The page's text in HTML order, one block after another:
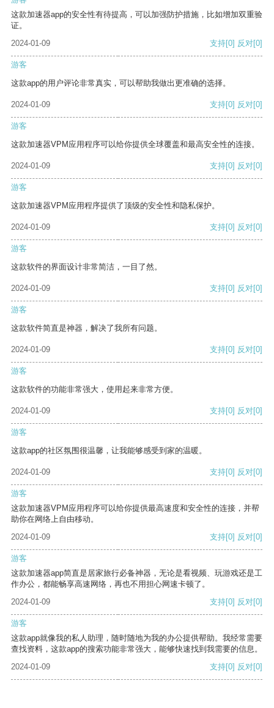
这款加速器app的安全性有待提高，可以加强防护措施，比如增加双重验
证。
2024-01-09
支持[0] 反对[0]
游客
这款app的用户评论非常真实，可以帮助我做出更准确的选择。
2024-01-09 支持[0] 反对[0]
游客
这款加速器VPM应用程序可以给你提供全球覆盖和最高安全性的连接。
2024-01-09 支持[0] 反对[0]
游客
这款加速器VPM应用程序提供了顶级的安全性和隐私保护。
2024-01-09 支持[0] 反对[0]
游客
这款软件的界面设计非常简洁，一目了然。
2024-01-09 支持[0] 反对[0]
游客
这款软件简直是神器，解决了我所有问题。
2024-01-09 支持[0] 反对[0]
游客
这款软件的功能非常强大，使用起来非常方便。
2024-01-09 支持[0] 反对[0]
游客
这款app的社区氛围很温馨，让我能够感受到家的温暖。
2024-01-09 支持[0] 反对[0]
游客
这款加速器VPM应用程序可以给你提供最高速度和安全性的连接，并帮
助你在网络上自由移动。
2024-01-09
支持[0] 反对[0]
游客
这款加速器app简直是居家旅行必备神器，无论是看视频、玩游戏还是工
作办公，都能畅享高速网络，再也不用担心网速卡顿了。
2024-01-09
支持[0] 反对[0]
游客
这款app就像我的私人助理，随时随地为我的办公提供帮助。我经常需要
查找资料，这款app的搜索功能非常强大，能够快速找到我需要的信息。
2024-01-09
支持[0] 反对[0]